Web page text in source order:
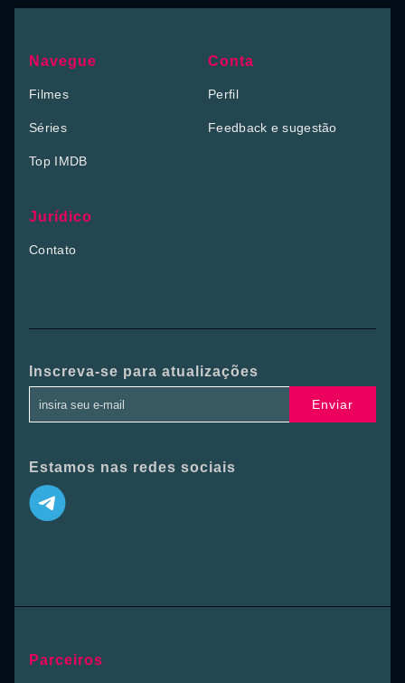
Navegue
Filmes
Séries
Top IMDB
Conta
Perfil
Feedback e sugestão
Jurídico
Contato
Inscreva-se para atualizações
Enviar
Estamos nas redes sociais
Parceiros